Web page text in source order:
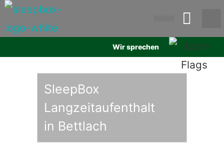
Wir sprechen
SleepBox
Langzeitaufenthalt
in Bettlach